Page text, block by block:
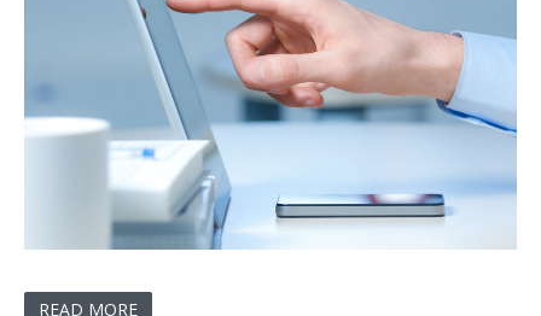
READ MORE